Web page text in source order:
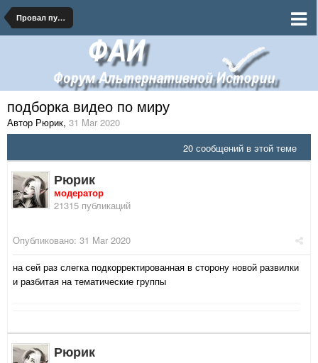
Провал путча Пилсудского
подборка видео по миру
Автор Рюрик, 31 Mar 2020
20 сообщений в этой теме
Рюрик
модератор
21315 публикаций
Опубликовано: 31 Mar 2020
на сей раз слегка подкорректированная в сторону новой развилки
и разбитая на тематические группы
Рюрик